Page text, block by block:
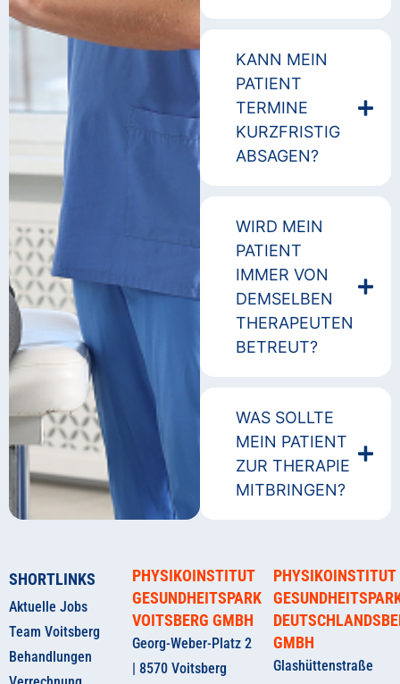
KANN MEIN
PATIENT
TERMINE
KURZFRISTIG
ABSAGEN?
WIRD MEIN
PATIENT
IMMER VON
DEMSELBEN
THERAPEUTEN
BETREUT?
WAS SOLLTE
MEIN PATIENT
ZUR THERAPIE
MITBRINGEN?
SHORTLINKS
Aktuelle Jobs
Team Voitsberg
Behandlungen
PHYSIKOINSTITUT
GESUNDHEITSPARK
VOITSBERG GMBH
Georg-Weber-Platz 2
| 8570 Voitsberg
PHYSIKOINSTITUT
GMBH
Glashüttenstraße